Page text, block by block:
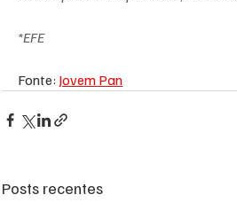
*EFE
Fonte: Jovem Pan
Posts recentes